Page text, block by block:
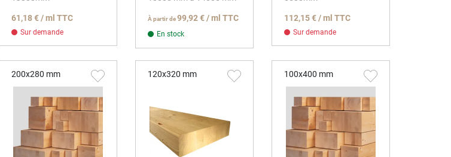
61,18 € / ml TTC
Sur demande
À partir de 99,92 € / ml TTC
En stock
112,15 € / ml TTC
Sur demande
200x280 mm 120x320 mm 100x400 mm